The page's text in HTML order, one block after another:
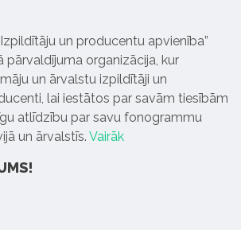
un producentu apvienība”
pārvaldījuma organizācija, kur
un ārvalstu izpildītāji un
lai iestātos par savām tiesībām
atlīdzību par savu fonogrammu
un ārvalstīs. Vairāk